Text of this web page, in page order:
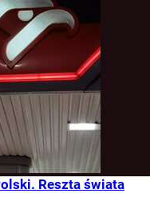
Reszta świata